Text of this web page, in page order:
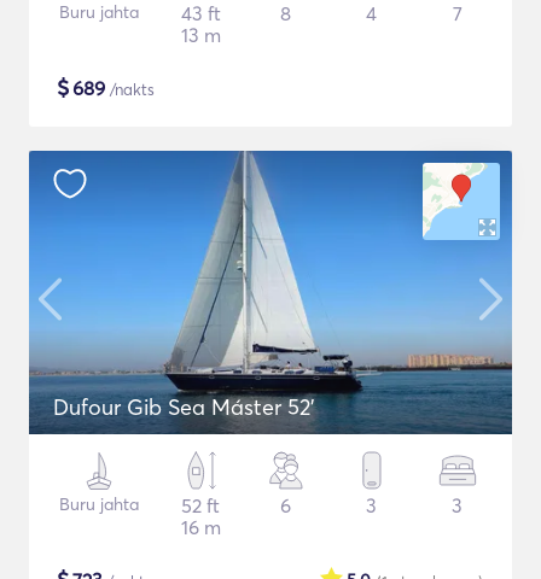
Buru jahta
43 ft
13 m
8 4 7
$689 /nakts
Dufour Gib Sea Máster 52’
Buru jahta
52 ft
16 m
6 3 3